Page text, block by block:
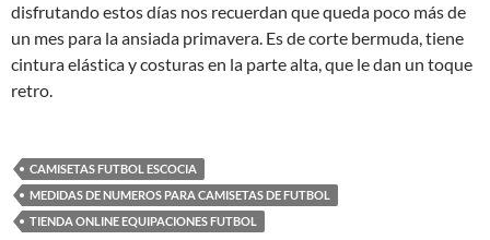
disfrutando estos días nos recuerdan que queda poco más de
un mes para la ansiada primavera. Es de corte bermuda, tiene
cintura elástica y costuras en la parte alta, que le dan un toque
retro.
CAMISETAS FUTBOL ESCOCIA
MEDIDAS DE NUMEROS PARA CAMISETAS DE FUTBOL
TIENDA ONLINE EQUIPACIONES FUTBOL